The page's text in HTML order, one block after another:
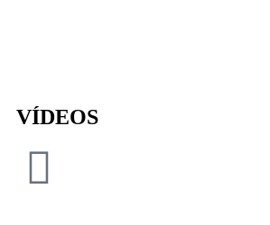
VÍDEOS